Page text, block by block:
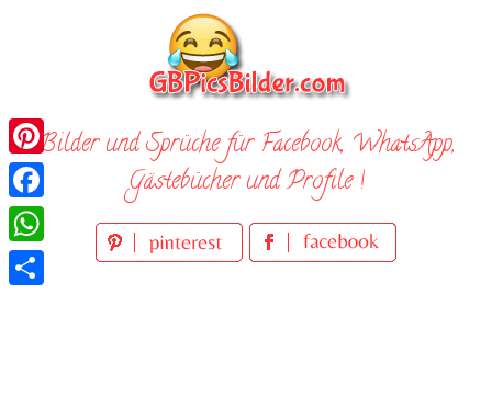
Bilder und Sprüche für Facebook, WhatsApp,
Gästebücher und Profile !
Pinterest
Facebook
WhatsApp